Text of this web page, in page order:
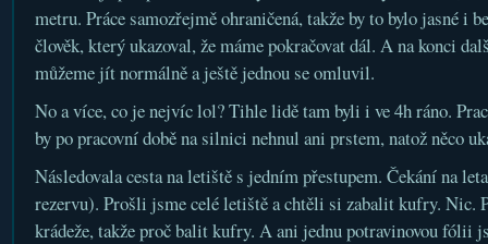
metru. Práce samozřejmě ohraničená, takže by to bylo jasné i
člověk, který ukazoval, že máme pokračovat dál. A na konci
můžeme jít normálně a ještě jednou se omluvil.
No a více, co je nejvíc lol? Tihle lidě tam byli i ve 4h ráno.
by po pracovní době na silnici nehnul ani prstem, natož něco
Následovala cesta na letiště s jedním přestupem. Čekání na
rezervu). Prošli jsme celé letiště a chtěli si zabalit kufry. Nic.
krádeže, takže proč balit kufry. A ani jednu potravinovou fólii